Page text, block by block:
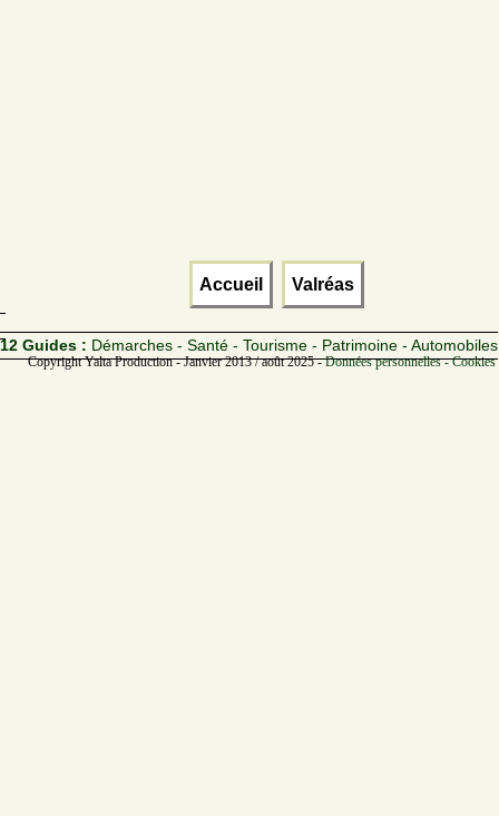
Accueil Valréas
12 Guides : Démarches - Santé - Tourisme - Patrimoine - Automobiles
Copyright Yalta Production - Janvier 2013 / août 2025 -Données personnelles -